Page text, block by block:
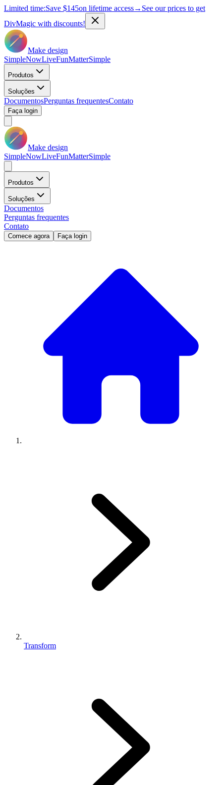
Limited time:Save $145on lifetime access→ See our prices to get
DivMagic with discounts!
Make design
SimpleNowLiveFunMatterSimple
Produtos
Soluções
DocumentosPerguntas frequentesContato
Faça login
Make design
SimpleNowLiveFunMatterSimple
Produtos
Soluções
Documentos
Perguntas frequentes
Contato
Comece agora Faça login
Transform